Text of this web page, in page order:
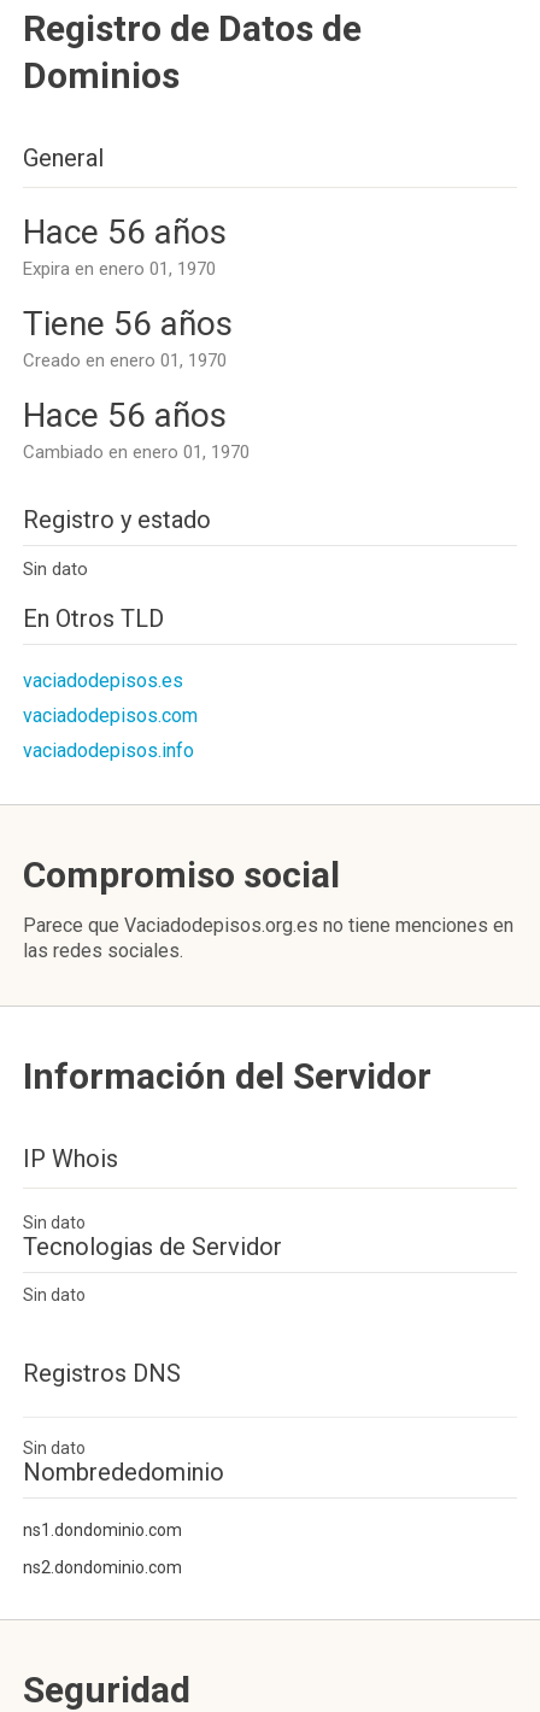
Registro de Datos de
Dominios
General
Hace 56 años
Expira en enero 01, 1970
Tiene 56 años
Creado en enero 01, 1970
Hace 56 años
Cambiado en enero 01, 1970
Registro y estado
Sin dato
En Otros TLD
vaciadodepisos.es
vaciadodepisos.com
vaciadodepisos.info
Compromiso social
Parece que Vaciadodepisos.org.es no tiene menciones en
las redes sociales.
Información del Servidor
IP Whois
Sin dato
Tecnologias de Servidor
Sin dato
Registros DNS
Sin dato
Nombrededominio
ns1.dondominio.com
ns2.dondominio.com
Seguridad